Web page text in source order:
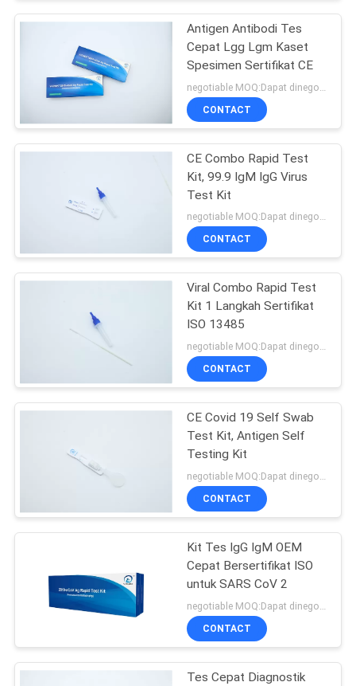
PENAWARAN
Antigen Antibodi Tes
Cepat Lgg Lgm Kaset
Spesimen Sertifikat CE
CONTACT
CE Combo Rapid Test
Kit, 99.9 IgM IgG Virus
Test Kit
negotiable MOQ:Dapat dinegosiasikan
CONTACT
Viral Combo Rapid Test
Kit 1 Langkah Sertifikat
ISO 13485
negotiable MOQ:Dapat dinegosiasikan
CONTACT
CE Covid 19 Self Swab
Test Kit, Antigen Self
Testing Kit
CONTACT
Kit Tes IgG IgM OEM
Cepat Bersertifikat ISO
untuk SARS CoV 2
CONTACT
Tes Cepat Diagnostik